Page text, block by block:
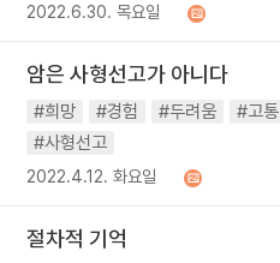
2022.6.30. 목요일
암은 사형선고가 아니다
#희망 #경험 #두려움 #고통
#사형선고
2022.4.12. 화요일
절차적 기억